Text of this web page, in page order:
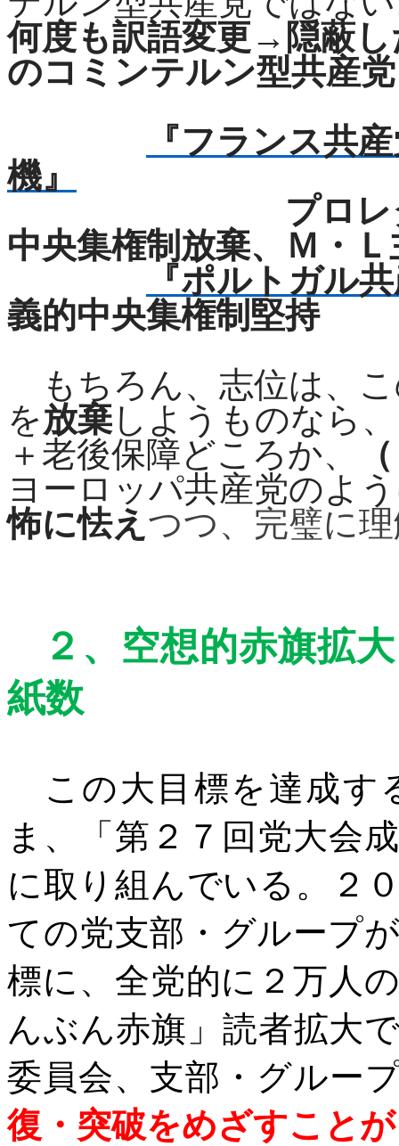
何度も訳語変更→隠蔽
のコミンテルン型共産
『フランス共
機』
プロレタリア
中央集権制放棄、Ｍ・
『ポルトガル
義的中央集権制堅持
もちろん、志位は、
を放棄しようものなら、
＋老後保障どころか、
ヨーロッパ共産党のよ
怖に怯え つつ、完璧に
２、 空想的赤旗拡
紙数
この大目標を達成す
ま、「第２７回党大会
に取り組んでいる。２
ての党支部・グループ
標に、全党的に２万人
んぶん赤旗」読者拡大
委員会、支部・グルー
復・突破をめざすこと